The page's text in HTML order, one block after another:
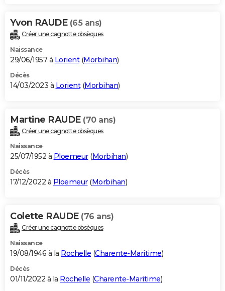
Yvon RAUDE (65 ans)
Créer une cagnotte obsèques
Naissance
29/06/1957 à Lorient(Morbihan)
Décès
14/03/2023 à Lorient(Morbihan)
Martine RAUDE (70 ans)
Créer une cagnotte obsèques
Naissance
25/07/1952 à Ploemeur(Morbihan)
Décès
17/12/2022 à Ploemeur(Morbihan)
Colette RAUDE (76 ans)
Créer une cagnotte obsèques
Naissance
19/08/1946 à la Rochelle (Charente-Maritime)
Décès
01/11/2022 à la Rochelle (Charente-Maritime)